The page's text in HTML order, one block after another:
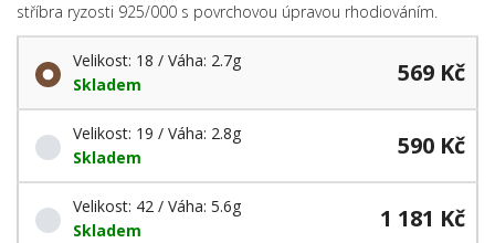
stříbra ryzosti 925/000 s povrchovou úpravou rhodiováním.
Velikost: 18 / Váha: 2.7g
Skladem
569 Kč
Velikost: 19 / Váha: 2.8g
Skladem
590 Kč
Velikost: 42 / Váha: 5.6g
Skladem
1 181 Kč